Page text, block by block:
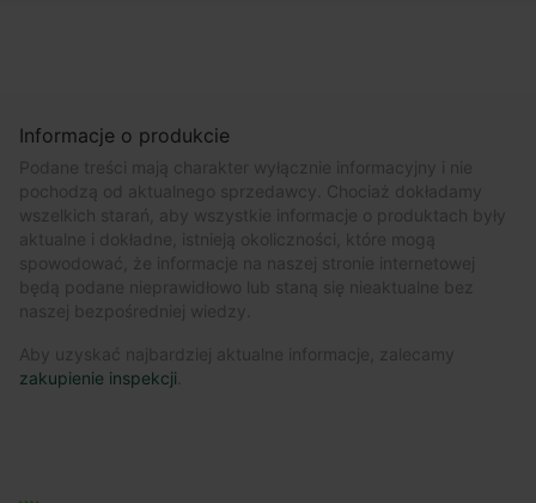
Informacje o produkcie
Podane treści mają charakter wyłącznie informacyjny i nie
pochodzą od aktualnego sprzedawcy. Chociaż dokładamy
wszelkich starań, aby wszystkie informacje o produktach były
aktualne i dokładne, istnieją okoliczności, które mogą
spowodować, że informacje na naszej stronie internetowej
będą podane nieprawidłowo lub staną się nieaktualne bez
naszej bezpośredniej wiedzy.
Aby uzyskać najbardziej aktualne informacje, zalecamy
zakupienie inspekcji